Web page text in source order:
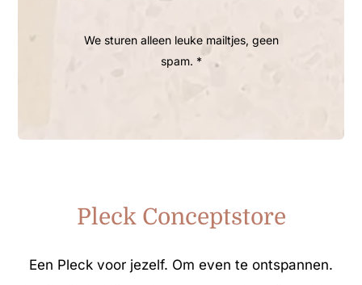
We sturen alleen leuke mailtjes, geen
spam. *
Pleck Conceptstore
Een Pleck voor jezelf. Om even te ontspannen.